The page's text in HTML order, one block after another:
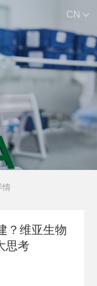
CN
情
？维亚生物
思考